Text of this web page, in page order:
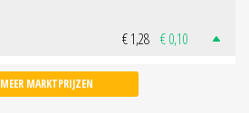
€ 1,28 € 0,10
MEER MARKTPRIJZEN